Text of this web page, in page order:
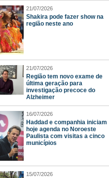
21/07/2026
Shakira pode fazer show na
região neste ano
21/07/2026
Região tem novo exame de
última geração para
investigação precoce do
Alzheimer
16/07/2026
Haddad e companhia iniciam
hoje agenda no Noroeste
Paulista com visitas a cinco
municípios
15/07/2026